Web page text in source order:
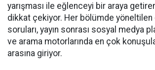
yarışması ile eğlenceyi bir araya
dikkat çekiyor. Her bölümde
soruları, yayın sonrası sosyal medya
ve arama motorlarında en çok
arasına giriyor.